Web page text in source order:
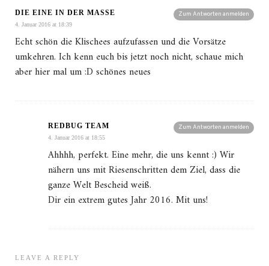
Zum Antworten anmelden
DIE EINE IN DER MASSE
4. Januar 2016 at 18:39
Echt schön die Klischees aufzufassen und die Vorsätze
umkehren. Ich kenn euch bis jetzt noch nicht, schaue mich
aber hier mal um :D schönes neues
Zum Antworten anmelden
REDBUG TEAM
4. Januar 2016 at 18:55
Ahhhh, perfekt. Eine mehr, die uns kennt :) Wir
nähern uns mit Riesenschritten dem Ziel, dass die
ganze Welt Bescheid weiß.
Dir ein extrem gutes Jahr 2016. Mit uns!
LEAVE A REPLY